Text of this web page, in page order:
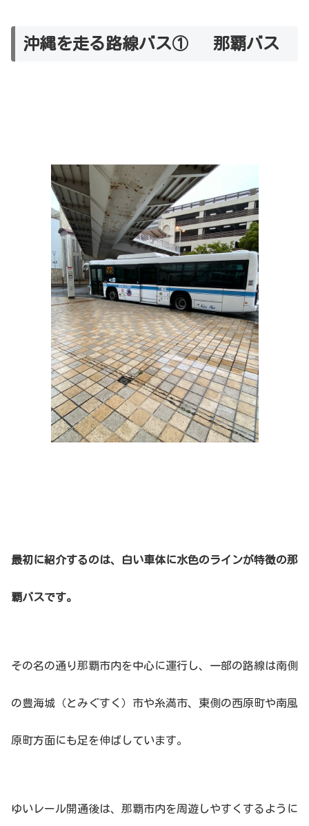
沖縄を走る路線バス① 那覇バス
最初に紹介するのは、白い車体に水色のラインが特徴の那
覇バスです。
その名の通り那覇市内を中心に運行し、一部の路線は南側
の豊海城（とみぐすく）市や糸満市、東側の西原町や南風
原町方面にも足を伸ばしています。
ゆいレール開通後は、那覇市内を周遊しやすくするように